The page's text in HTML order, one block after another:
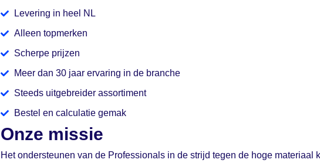
Levering in heel NL
Alleen topmerken
Scherpe prijzen
Meer dan 30 jaar ervaring in de branche
Steeds uitgebreider assortiment
Bestel en calculatie gemak
Onze missie
Het ondersteunen van de Professionals in de strijd tegen de hoge materiaal